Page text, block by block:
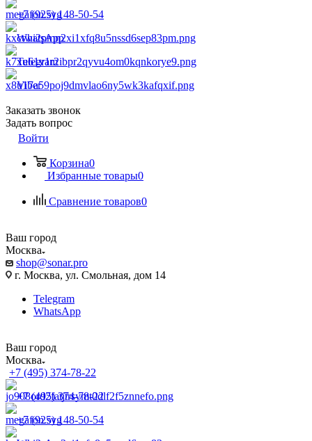
+7 (925) 148-50-54
WhatsApp
Telegram
Viber
Заказать звонок
Задать вопрос
Войти
Корзина0
Избранные товары0
Сравнение товаров0
Ваш город
Москва
shop@sonar.pro
г. Москва, ул. Смольная, дом 14
Telegram
WhatsApp
Ваш город
Москва
+7 (495) 374-78-22
+7 (495) 374-78-22
+7 (925) 148-50-54